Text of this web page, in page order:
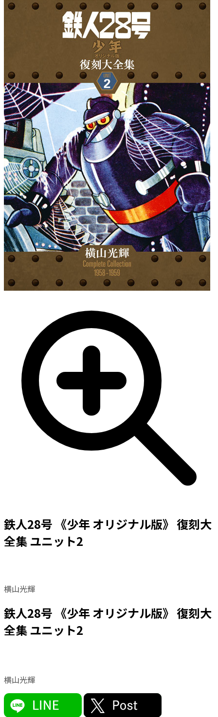
鉄人28号 《少年 オリジナル版》 復刻大
全集 ユニット2
横山光輝
鉄人28号 《少年 オリジナル版》 復刻大
全集 ユニット2
横山光輝